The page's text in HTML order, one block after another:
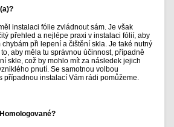
instalaci fólie zvládnout sám. Je však
přehled a nejlépe praxi v instalaci fólií, aby
při lepení a čištění skla. Je také nutný
aby měla tu správnou účinnost, případně
skle, což by mohlo mít za následek jejich
pnutí. Se samotnou volbou
případnou instalací Vám rádi pomůžeme.